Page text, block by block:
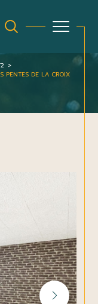
PENTES DE LA CROIX